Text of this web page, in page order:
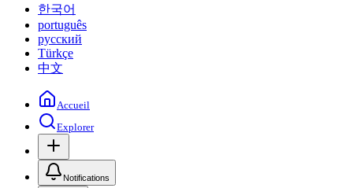
한국어
português
русский
Türkçe
中文
Accueil
Explorer
Notifications